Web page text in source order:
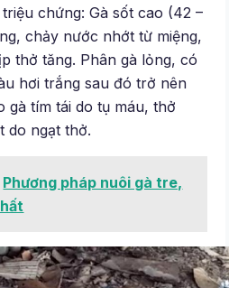
chứng: Gà sốt cao (42 –
chảy nước nhớt từ miệng,
thở tăng. Phân gà lỏng, có
hơi trắng sau đó trở nên
gà tím tái do tụ máu, thở
do ngạt thở.
Phương pháp nuôi gà tre,